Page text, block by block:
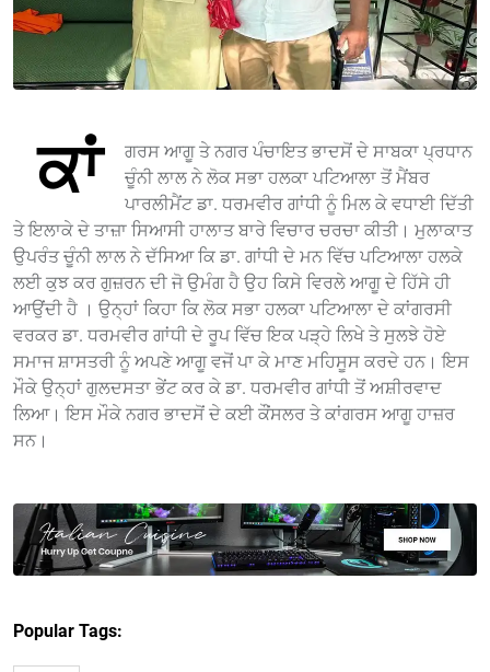
ਕਾਂ
ਗਰਸ ਆਗੂ ਤੇ ਨਗਰ ਪੰਚਾਇਤ ਭਾਦਸੋਂ ਦੇ ਸਾਬਕਾ ਪ੍ਰਧਾਨ
ਚੂੰਨੀ ਲਾਲ ਨੇ ਲੋਕ ਸਭਾ ਹਲਕਾ ਪਟਿਆਲਾ ਤੋਂ ਮੈਂਬਰ
ਪਾਰਲੀਮੈਂਟ ਡਾ. ਧਰਮਵੀਰ ਗਾਂਧੀ ਨੂੰ ਮਿਲ ਕੇ ਵਧਾਈ ਦਿੱਤੀ
ਤੇ ਇਲਾਕੇ ਦੇ ਤਾਜ਼ਾ ਸਿਆਸੀ ਹਾਲਾਤ ਬਾਰੇ ਵਿਚਾਰ ਚਰਚਾ ਕੀਤੀ। ਮੁਲਾਕਾਤ
ਉਪਰੰਤ ਚੂੰਨੀ ਲਾਲ ਨੇ ਦੱਸਿਆ ਕਿ ਡਾ. ਗਾਂਧੀ ਦੇ ਮਨ ਵਿੱਚ ਪਟਿਆਲਾ ਹਲਕੇ
ਲਈ ਕੁਝ ਕਰ ਗੁਜ਼ਰਨ ਦੀ ਜੋ ਉਮੰਗ ਹੈ ਉਹ ਕਿਸੇ ਵਿਰਲੇ ਆਗੂ ਦੇ ਹਿੱਸੇ ਹੀ
ਆਉਂਦੀ ਹੈ । ਉਨ੍ਹਾਂ ਕਿਹਾ ਕਿ ਲੋਕ ਸਭਾ ਹਲਕਾ ਪਟਿਆਲਾ ਦੇ ਕਾਂਗਰਸੀ
ਵਰਕਰ ਡਾ. ਧਰਮਵੀਰ ਗਾਂਧੀ ਦੇ ਰੂਪ ਵਿੱਚ ਇਕ ਪੜ੍ਹੇ ਲਿਖੇ ਤੇ ਸੁਲਝੇ ਹੋਏ
ਸਮਾਜ ਸ਼ਾਸਤਰੀ ਨੂੰ ਅਪਣੇ ਆਗੂ ਵਜੋਂ ਪਾ ਕੇ ਮਾਣ ਮਹਿਸੂਸ ਕਰਦੇ ਹਨ। ਇਸ
ਮੌਕੇ ਉਨ੍ਹਾਂ ਗੁਲਦਸਤਾ ਭੇਂਟ ਕਰ ਕੇ ਡਾ. ਧਰਮਵੀਰ ਗਾਂਧੀ ਤੋਂ ਅਸ਼ੀਰਵਾਦ
ਲਿਆ। ਇਸ ਮੌਕੇ ਨਗਰ ਭਾਦਸੋਂ ਦੇ ਕਈ ਕੌਂਸਲਰ ਤੇ ਕਾਂਗਰਸ ਆਗੂ ਹਾਜ਼ਰ
ਸਨ।
Popular Tags: